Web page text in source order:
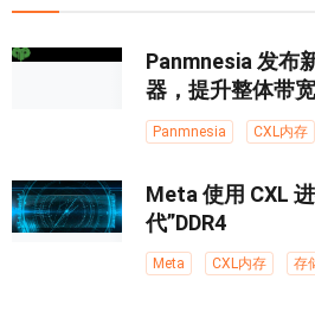
Panmnesia 发布
器，提升整体带宽
Panmnesia CXL内存
Meta 使用 CXL
代”DDR4
Meta CXL内存 存